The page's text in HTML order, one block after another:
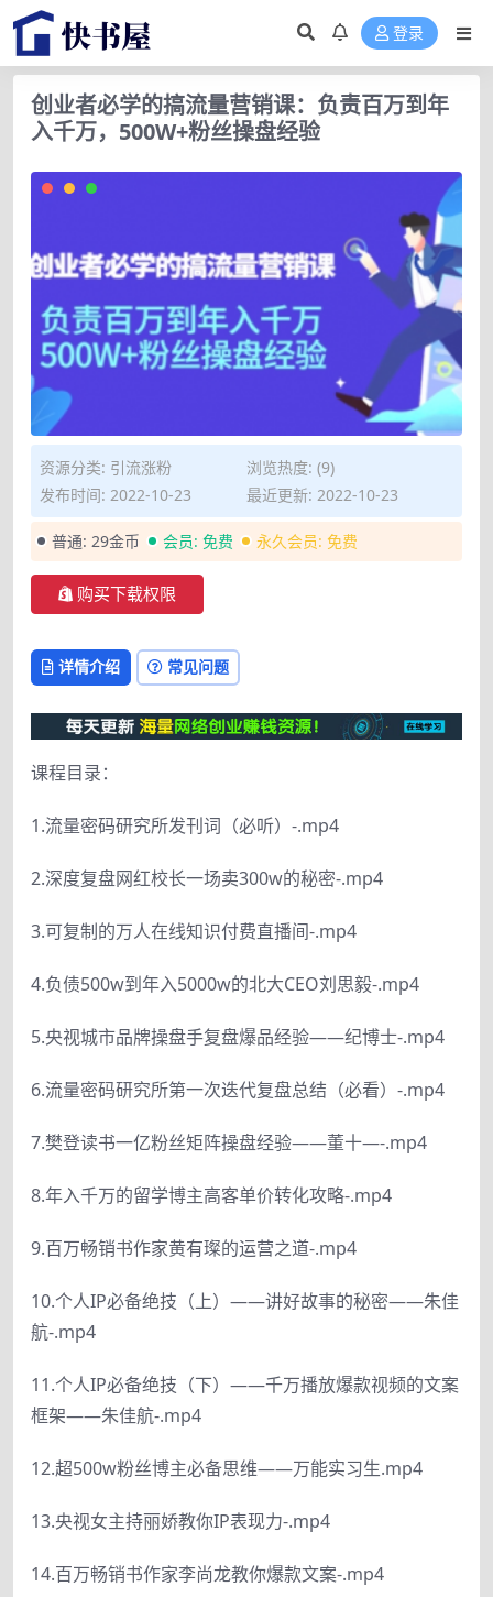
登录
创业者必学的搞流量营销课：负责百万到年
入千万，500W+粉丝操盘经验
资源分类: 引流涨粉
浏览热度: (9)
发布时间: 2022-10-23
最近更新: 2022-10-23
普通: 29金币 会员: 免费 永久会员: 免费
购买下载权限
详情介绍 常见问题
课程目录：
1.流量密码研究所发刊词（必听）-.mp4
2.深度复盘网红校长一场卖300w的秘密-.mp4
3.可复制的万人在线知识付费直播间-.mp4
4.负债500w到年入5000w的北大CEO刘思毅-.mp4
5.央视城市品牌操盘手复盘爆品经验——纪博士-.mp4
6.流量密码研究所第一次迭代复盘总结（必看）-.mp4
7.樊登读书一亿粉丝矩阵操盘经验——董十—-.mp4
8.年入千万的留学博主高客单价转化攻略-.mp4
9.百万畅销书作家黄有璨的运营之道-.mp4
10.个人IP必备绝技（上）——讲好故事的秘密——朱佳
航-.mp4
11.个人IP必备绝技（下）——千万播放爆款视频的文案
框架——朱佳航-.mp4
12.超500w粉丝博主必备思维——万能实习生.mp4
13.央视女主持丽娇教你IP表现力-.mp4
14.百万畅销书作家李尚龙教你爆款文案-.mp4